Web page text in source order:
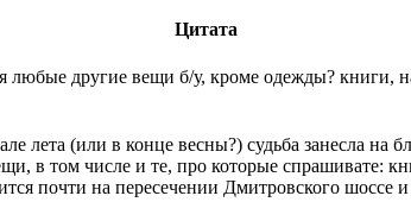
Цитата
другие вещи б/у, кроме одежды? книги,
лета (или в конце весны?) судьба занесла
в том числе и те, про которые спрашивате:
почти на пересечении Дмитровского